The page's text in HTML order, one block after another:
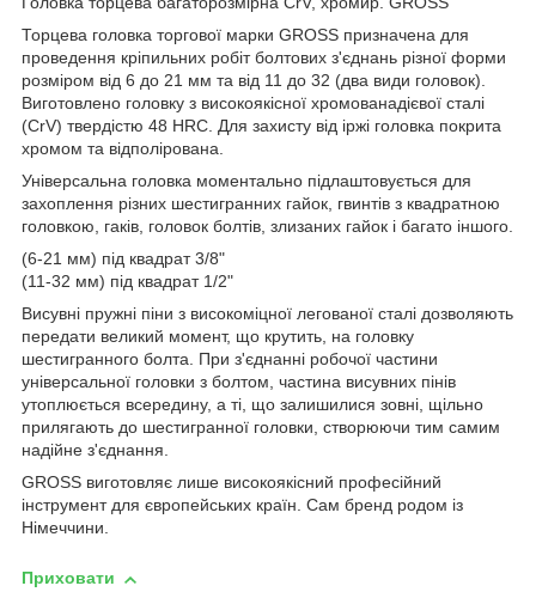
Торцева головка торгової марки GROSS призначена для
проведення кріпильних робіт болтових з'єднань різної форми
розміром від 6 до 21 мм та від 11 до 32 (два види головок).
Виготовлено головку з високоякісної хромованадієвої сталі
(CrV) твердістю 48 HRC. Для захисту від іржі головка покрита
хромом та відполірована.
Універсальна головка моментально підлаштовується для
захоплення різних шестигранних гайок, гвинтів з квадратною
головкою, гаків, головок болтів, злизаних гайок і багато іншого.
(6-21 мм) під квадрат 3/8"
(11-32 мм) під квадрат 1/2"
Висувні пружні піни з високоміцної легованої сталі дозволяють
передати великий момент, що крутить, на головку
шестигранного болта. При з'єднанні робочої частини
універсальної головки з болтом, частина висувних пінів
утоплюється всередину, а ті, що залишилися зовні, щільно
прилягають до шестигранної головки, створюючи тим самим
надійне з'єднання.
GROSS виготовляє лише високоякісний професійний
інструмент для європейських країн. Сам бренд родом із
Німеччини.
Приховати